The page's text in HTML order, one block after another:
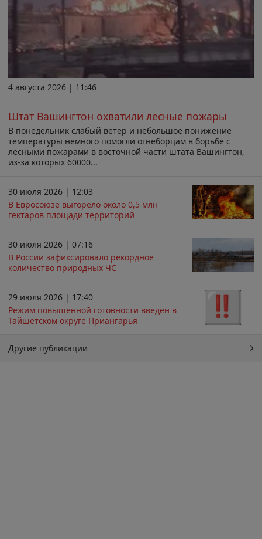
4 августа 2026 | 11:46
Штат Вашингтон охватили лесные пожары
В понедельник слабый ветер и небольшое понижение
температуры немного помогли огнеборцам в борьбе с
лесными пожарами в восточной части штата Вашингтон,
из-за которых 60000...
30 июля 2026 | 12:03
В Евросоюзе выгорело около 0,5 млн
гектаров площади территорий
30 июля 2026 | 07:16
В России зафиксировало рекордное
количество природных ЧС
29 июля 2026 | 17:40
Режим повышенной готовности введён в
Тайшетском округе Приангарья
Другие публикации